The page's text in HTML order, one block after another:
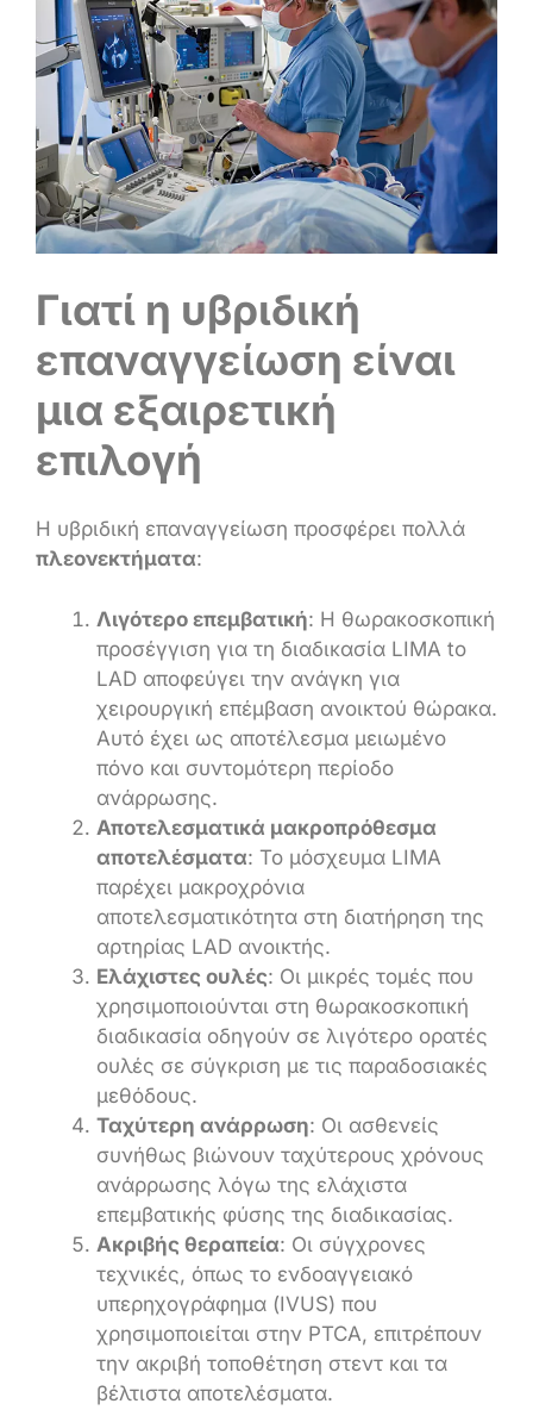
Γιατί η υβριδική
επαναγγείωση είναι
μια εξαιρετική
επιλογή
Η υβριδική επαναγγείωση προσφέρει πολλά
πλεονεκτήματα:
Λιγότερο επεμβατική: Η θωρακοσκοπική
προσέγγιση για τη διαδικασία LIMA to
LAD αποφεύγει την ανάγκη για
χειρουργική επέμβαση ανοικτού θώρακα.
Αυτό έχει ως αποτέλεσμα μειωμένο
πόνο και συντομότερη περίοδο
ανάρρωσης.
Αποτελεσματικά μακροπρόθεσμα
αποτελέσματα: Το μόσχευμα LIMA
παρέχει μακροχρόνια
αποτελεσματικότητα στη διατήρηση της
αρτηρίας LAD ανοικτής.
Ελάχιστες ουλές: Οι μικρές τομές που
χρησιμοποιούνται στη θωρακοσκοπική
διαδικασία οδηγούν σε λιγότερο ορατές
ουλές σε σύγκριση με τις παραδοσιακές
μεθόδους.
Ταχύτερη ανάρρωση: Οι ασθενείς
συνήθως βιώνουν ταχύτερους χρόνους
ανάρρωσης λόγω της ελάχιστα
επεμβατικής φύσης της διαδικασίας.
Ακριβής θεραπεία: Οι σύγχρονες
τεχνικές, όπως το ενδοαγγειακό
υπερηχογράφημα (IVUS) που
χρησιμοποιείται στην PTCA, επιτρέπουν
την ακριβή τοποθέτηση στεντ και τα
βέλτιστα αποτελέσματα.